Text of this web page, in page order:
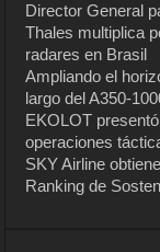
Director General
Thales multiplica
radares en Brasil
Ampliando el
largo del A350-
EKOLOT
operaciones
SKY Airline
Ranking de